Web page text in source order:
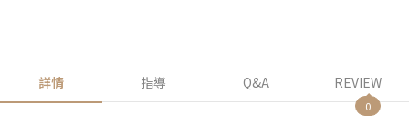
詳情 指導 Q&A REVIEW
0